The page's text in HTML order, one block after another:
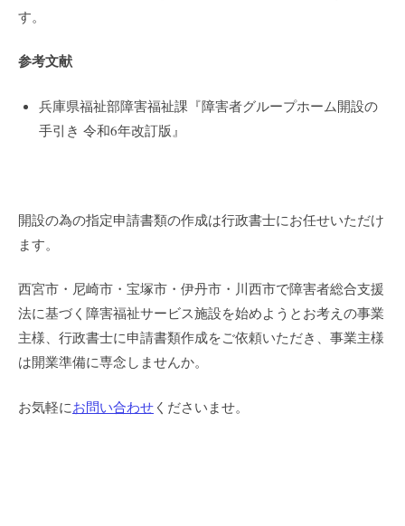
す。
参考文献
兵庫県福祉部障害福祉課『障害者グループホーム開設の
手引き 令和6年改訂版』
開設の為の指定申請書類の作成は行政書士にお任せいただけ
ます。
西宮市・尼崎市・宝塚市・伊丹市・川西市で障害者総合支援
法に基づく障害福祉サービス施設を始めようとお考えの事業
主様、行政書士に申請書類作成をご依頼いただき、事業主様
は開業準備に専念しませんか。
お気軽にお問い合わせ くださいませ。